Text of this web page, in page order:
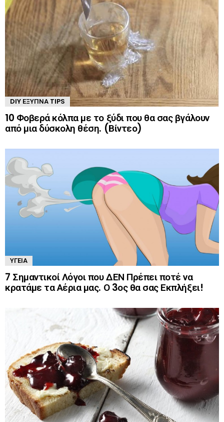
DIY ΈΞΥΠΝΑ TIPS
10 Φοβερά κόλπα με το ξύδι που θα σας βγάλουν
από μια δύσκολη θέση. (Βίντεο)
ΥΓΕΊΑ
7 Σημαντικοί Λόγοι που ΔΕΝ Πρέπει ποτέ να
κρατάμε τα Αέρια μας. Ο 3ος θα σας Εκπλήξει!